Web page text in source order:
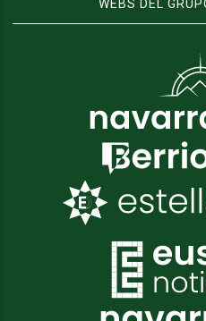
WEBS DEL